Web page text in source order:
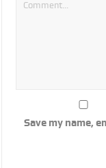
Save my name,